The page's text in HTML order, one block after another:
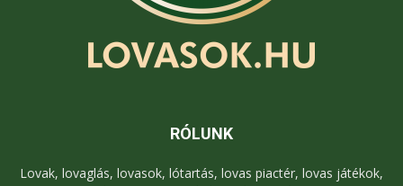
RÓLUNK
Lovak, lovaglás, lovasok, lótartás, lovas piactér, lovas játékok,